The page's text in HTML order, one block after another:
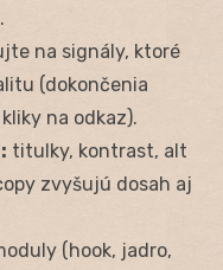
na signály, ktoré
(dokončenia
na odkaz).
titulky, kontrast, alt
zvyšujú dosah aj
(hook, jadro,